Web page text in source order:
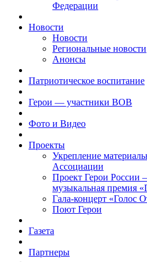
Федерации
Новости
Новости
Региональные новости
Анонсы
Патриотическое воспитание
Герои — участники ВОВ
Фото и Видео
Проекты
Укрепление
Ассоциации
Проект Герои России
музыкальная премия
Гала-концерт «Голос
Поют Герои
Газета
Партнеры